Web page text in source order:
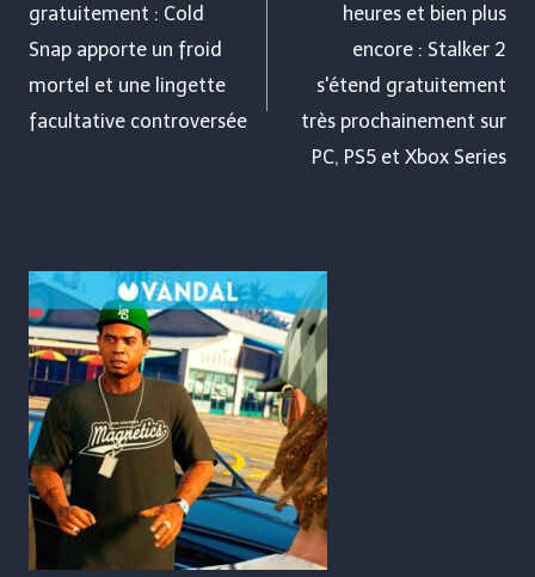
l’article
gratuitement : Cold
Snap apporte un froid
mortel et une lingette
facultative controversée
heures et bien plus
encore : Stalker 2
s'étend gratuitement
très prochainement sur
PC, PS5 et Xbox Series